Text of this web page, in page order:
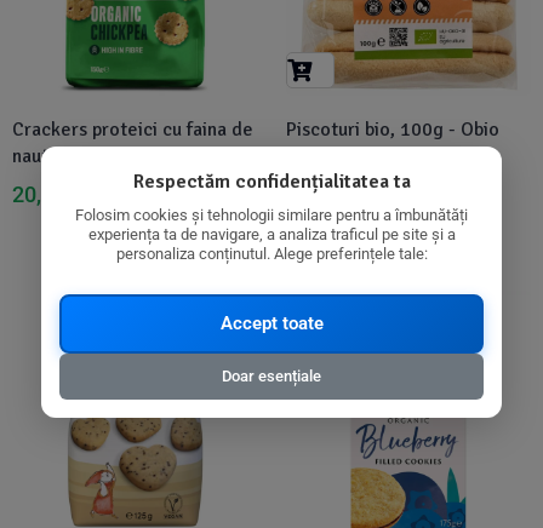
Crackers proteici cu faina de
naut, bio, 150g, Profusion
21,85lei
20,76
Piscoturi bio, 100g - Obio
Disponibil in 1-2 zile
Respectăm confidențialitatea ta
Folosim cookies și tehnologii similare pentru a îmbunătăți
experiența ta de navigare, a analiza traficul pe site și a
personaliza conținutul. Alege preferințele tale:
Accept toate
Doar esențiale